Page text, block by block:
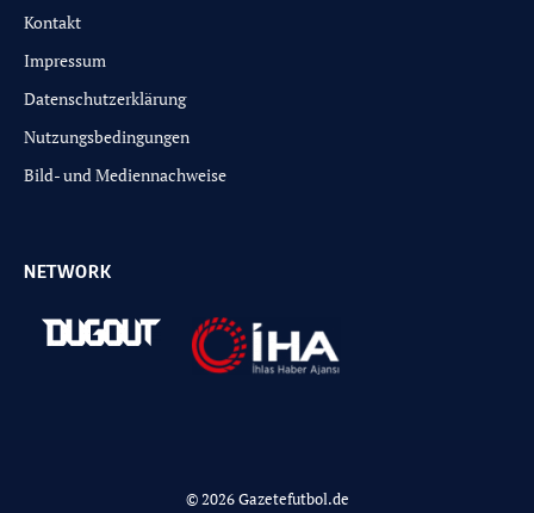
Kontakt
Impressum
Datenschutzerklärung
Nutzungsbedingungen
Bild- und Mediennachweise
NETWORK
© 2026 Gazetefutbol.de